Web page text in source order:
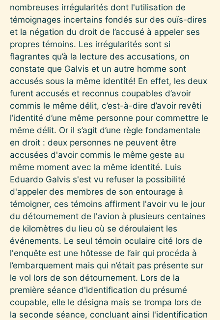
nombreuses irrégularités dont l'utilisation de
témoignages incertains fondés sur des ouïs-dires
et la négation du droit de l’accusé à appeler ses
propres témoins. Les irrégularités sont si
flagrantes qu’à la lecture des accusations, on
constate que Galvis et un autre homme sont
accusés sous la même identité! En effet, les deux
furent accusés et reconnus coupables d’avoir
commis le même délit, c’est-à-dire d’avoir revêti
l’identité d’une même personne pour commettre le
même délit. Or il s’agit d’une règle fondamentale
en droit : deux personnes ne peuvent être
accusées d'avoir commis le même geste au
même moment avec la même identité. Luis
Eduardo Galvis s'est vu refuser la possibilité
d'appeler des membres de son entourage à
témoigner, ces témoins affirment l'avoir vu le jour
du détournement de l'avion à plusieurs centaines
de kilomètres du lieu où se déroulaient les
événements. Le seul témoin oculaire cité lors de
l'enquête est une hôtesse de l’air qui procéda à
l’embarquement mais qui n’était pas présente sur
le vol lors de son détournement. Lors de la
première séance d'identification du présumé
coupable, elle le désigna mais se trompa lors de
la seconde séance, concluant ainsi l'identification